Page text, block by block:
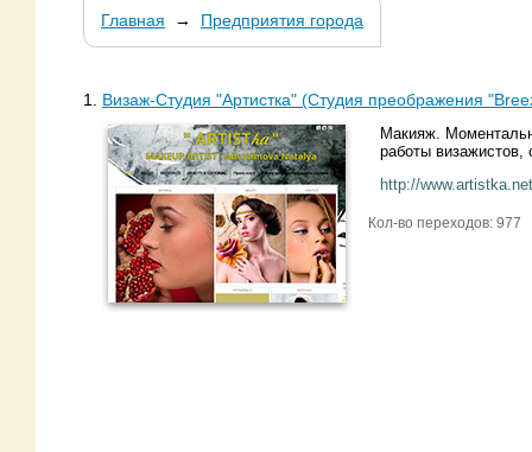
Главная → Предприятия города
1. Визаж-Студия "Артистка" (Студия преображения
Макияж.
работы
http://www.artistka.net
Кол-во переходов: 977